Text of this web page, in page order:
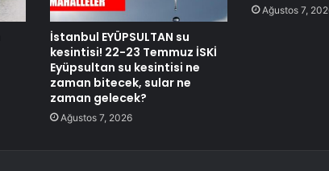
İstanbul EYÜPSULTAN su
kesintisi! 22-23 Temmuz İSKİ
Eyüpsultan su kesintisi ne
zaman bitecek, sular ne
zaman gelecek?
Ağustos 7, 2026
Ağustos 7,